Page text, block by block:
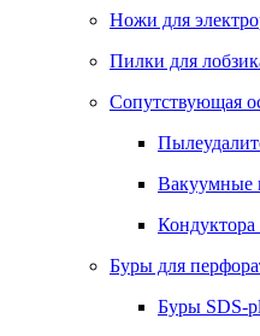
Ножи для
Пилки для
Сопутствующая
Вакуумные
Буры для
Буры SDS-